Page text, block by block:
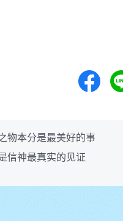
本分是最美好的事
神最真实的见证